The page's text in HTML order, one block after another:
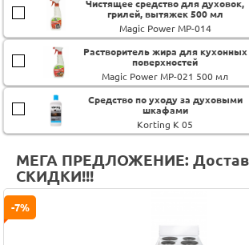
Чистящее средство для духовок,
грилей, вытяжек 500 мл
Magic Power MP-014
Растворитель жира для кухонных
поверхностей
Magic Power MP-021 500 мл
Средство по уходу за духовыми
шкафами
Korting K 05
МЕГА ПРЕДЛОЖЕНИЕ:
СКИДКИ!!!
-7%